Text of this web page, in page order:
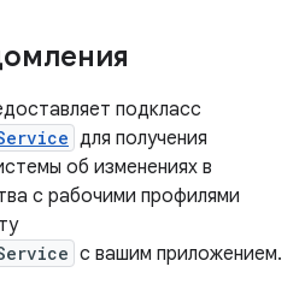
подкласс
для получения
об изменениях в
с рабочими профилями
с вашим приложением.